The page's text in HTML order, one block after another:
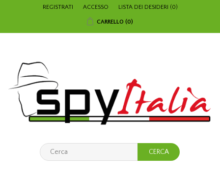
REGISTRATI ACCESSO LISTA DEI DESIDERI (0)
CARRELLO (0)